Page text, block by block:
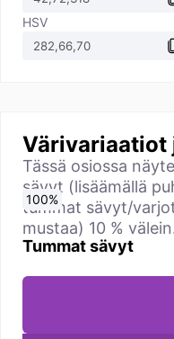
HSV
Värivariaatiot
Tässä osiossa
sävyt (lisäämällä
tummat sävyt/
mustaa) 10 %
Tummat sävyt
0%
10%
20%
30%
40%
50%
60%
70%
80%
90%
100%